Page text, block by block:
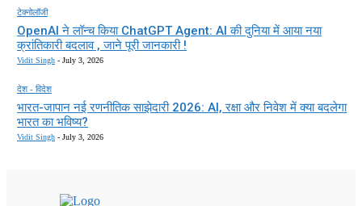
टेक्नोलॉजी
OpenAI ने लॉन्च किया ChatGPT Agent: AI की दुनिया में आया नया
क्रांतिकारी बदलाव , जाने पूरी जानकारी !
Vidit Singh - July 3, 2026
देश - विदेश
भारत-जापान नई रणनीतिक साझेदारी 2026: AI, रक्षा और निवेश में क्या बदलेगा
भारत का भविष्य?
Vidit Singh - July 3, 2026